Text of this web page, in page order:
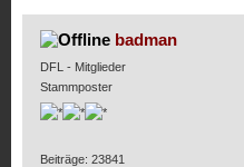
badman
DFL - Mitglieder
Stammposter
Beiträge: 23841